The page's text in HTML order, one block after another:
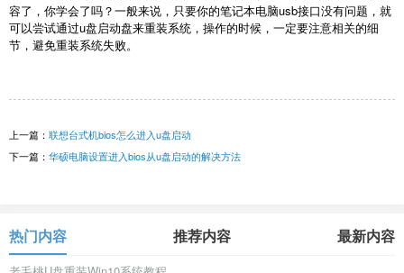
容了，你学会了吗？一般来说，只要你的笔记本电脑usb接口没有问题，就
可以尝试通过u盘启动盘来重装系统，操作的时候，一定要注意相关的细
节，避免重装系统失败。
上一篇： 联想台式机bios怎么进入u盘启动
下一篇： 华硕电脑设置进入bios从u盘启动的解决方法
热门内容 推荐内容 最新内容